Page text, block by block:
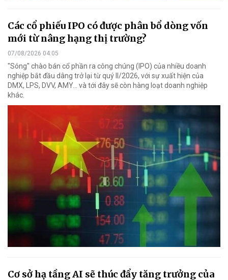
Các cổ phiếu IPO có được phân bổ dòng vốn
mới từ nâng hạng thị trường?
07/08/2026 04:05
"Sóng" chào bán cổ phần ra công chúng (IPO) của nhiều doanh
nghiệp bắt đầu dâng trở lại từ quý II/2026, với sự xuất hiện của
DMX, LPS, DVV, AMY... và tới đây sẽ còn hàng loạt doanh nghiệp
khác.
Cơ sở hạ tầng AI sẽ thúc đẩy tăng trưởng của